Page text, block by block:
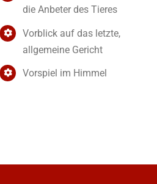
die Anbeter des Tieres
Vorblick auf das letzte,
allgemeine Gericht
Vorspiel im Himmel